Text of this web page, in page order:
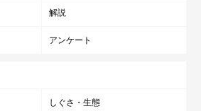
解説
アンケート
しぐさ・生態